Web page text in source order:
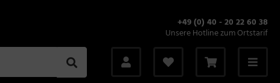
+49 (0) 40 - 20 22 60 38
Unsere Hotline zum Ortstarif